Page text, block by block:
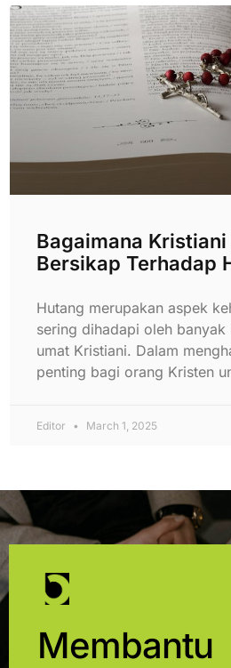
Bagaimana Kristiani
Bersikap Terhadap
Hutang merupakan aspek
sering dihadapi oleh
umat Kristiani. Dalam
penting bagi orang Kristen
Editor March 1, 2025
Membantu